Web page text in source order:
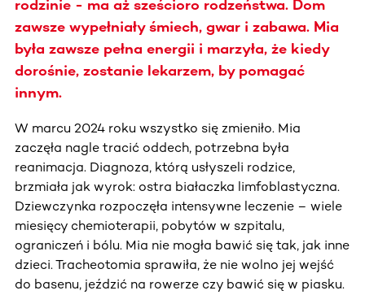
rodzinie - ma aż sześcioro rodzeństwa. Dom
zawsze wypełniały śmiech, gwar i zabawa. Mia
była zawsze pełna energii i marzyła, że kiedy
dorośnie, zostanie lekarzem, by pomagać
innym.
W marcu 2024 roku wszystko się zmieniło. Mia
zaczęła nagle tracić oddech, potrzebna była
reanimacja. Diagnoza, którą usłyszeli rodzice,
brzmiała jak wyrok: ostra białaczka limfoblastyczna.
Dziewczynka rozpoczęła intensywne leczenie – wiele
miesięcy chemioterapii, pobytów w szpitalu,
ograniczeń i bólu. Mia nie mogła bawić się tak, jak inne
dzieci. Tracheotomia sprawiła, że nie wolno jej wejść
do basenu, jeździć na rowerze czy bawić się w piasku.